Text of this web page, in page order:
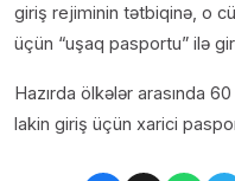
giriş rejiminin tətbiqinə, o
üçün “uşaq pasportu” ilə
Hazırda ölkələr arasında
lakin giriş üçün xarici